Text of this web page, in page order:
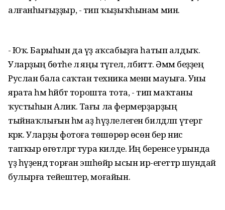
алғанһығыҙҙыр, - тип ҡыҙыҡһынам мин.
- Юҡ. Барыһын да үҙ аҡсабыҙға һатып алдыҡ.
Уларҙың бөтәһе лә яңы түгел, әлбиттә. Әммә беҙҙең
Руслан бала саҡтан техника менән мауыға. Уны
ярата һәм һәйбәт торошта тота, - тип маҡтаны
ҡустыһын Алик. Тағы ла фермерҙарҙың
тыйнаҡлығын һәм аҙ һүҙлелеген билдәләп үтергә
кәрәк. Уларҙы фотоға төшөрөр өсөн бер нисә
тапҡыр өгөтләргә тура килде. Иң беренсе урында
үҙ һүҙендә торған эшһөйәр ысын ир-егеттәр шундай
булырға тейештер, моғайын.